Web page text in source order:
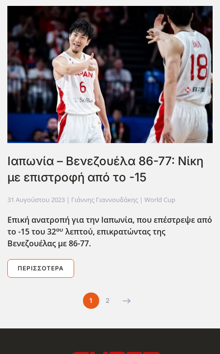
Ιαπωνία – Βενεζουέλα 86-77: Νίκη
με επιστροφή από το -15
31 Αυγούστου 2023 | Γιάννης Γιαννουδάκης | World Cup
Επική ανατροπή για την Ιαπωνία, που επέστρεψε από
το -15 του 32ου λεπτού, επικρατώντας της
Βενεζουέλας με 86-77.
ΠΕΡΙΣΣΌΤΕΡΑ
1 2